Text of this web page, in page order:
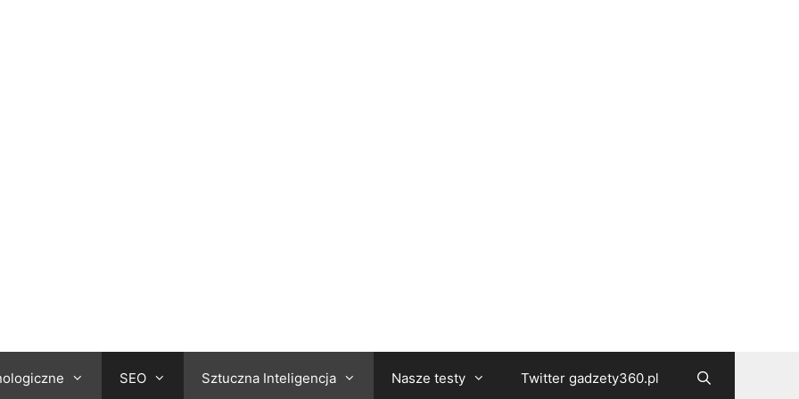
SEO Sztuczna Inteligencja Nasze testy Twitter gadzety360.pl